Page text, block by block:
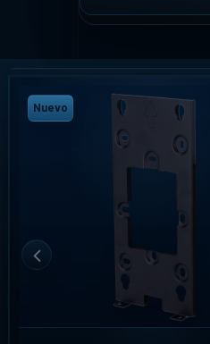
Nuevo